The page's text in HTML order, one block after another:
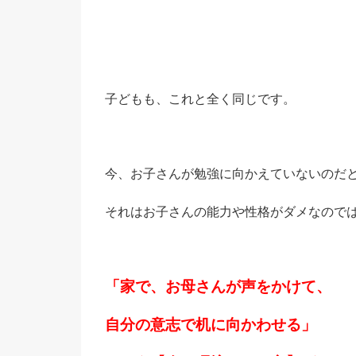
子どもも、これと全く同じです。
今、お子さんが勉強に向かえていないのだ
それはお子さんの能力や性格がダメなので
「家で、お母さんが声をかけて、
自分の意志で机に向かわせる」